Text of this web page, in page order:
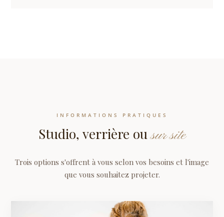
INFORMATIONS PRATIQUES
Studio, verrière ousur site
Trois options s'offrent à vous selon vos besoins et l'image
que vous souhaitez projeter.